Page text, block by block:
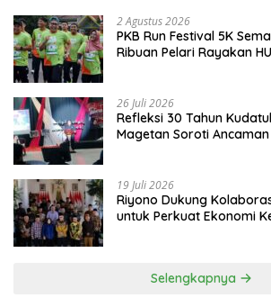
2 Agustus 2026
PKB Run Festival 5K
Ribuan Pelari Rayakan
26 Juli 2026
Refleksi 30 Tahun
Magetan Soroti
19 Juli 2026
Riyono Dukung
untuk Perkuat Ekonomi
Selengkapnya